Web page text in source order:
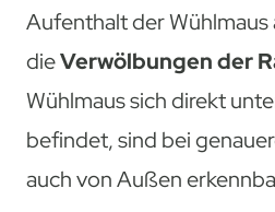
Aufenthalt der Wühlmaus
dieVerwölbungen der
Wühlmaus sich direkt
befindet, sind bei
auch von Außen